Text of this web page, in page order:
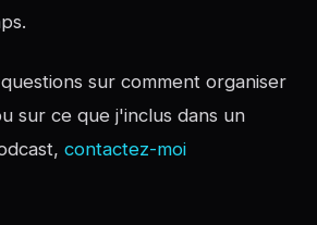
sur comment organiser
sur ce que j'inclus dans un
contactez-moi